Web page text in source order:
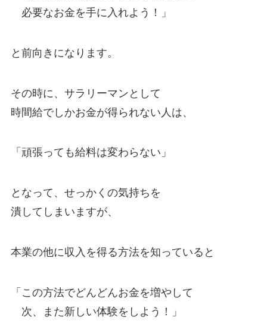
必要なお金を手に入れよう！」
と前向きになります。
その時に、サラリーマンとして
時間給でしかお金が得られない人は、
「頑張っても給料は変わらない」
となって、せっかくの気持ちを
潰してしまいますが、
本業の他に収入を得る方法を知っていると
「この方法でどんどんお金を増やして
次、また新しい体験をしよう！」